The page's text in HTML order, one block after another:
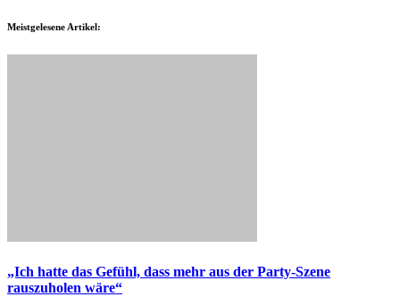
Meistgelesene Artikel:
„Ich hatte das Gefühl, dass mehr aus der Party-Szene
rauszuholen wäre“